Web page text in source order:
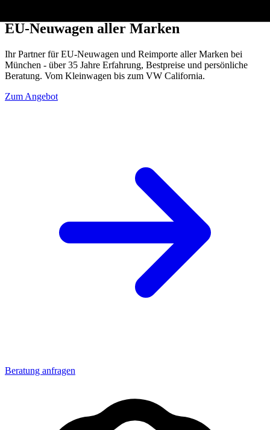
EU-Neuwagen aller Marken
Ihr Partner für EU-Neuwagen und Reimporte aller Marken bei
München - über 35 Jahre Erfahrung, Bestpreise und persönliche
Beratung. Vom Kleinwagen bis zum VW California.
Zum Angebot
Beratung anfragen